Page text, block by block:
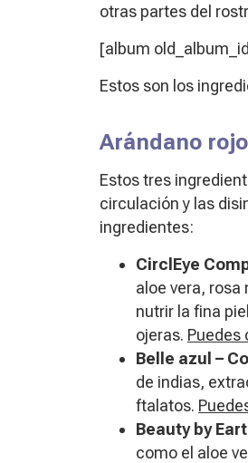
otras partes del
[album
Estos son los
Arándano
Estos tres
circulación y las
ingredientes:
CirclEye
aloe vera,
nutrir la fina
ojeras. Puedes
Belle azul –
de indias,
ftalatos.
Beauty by
como el aloe